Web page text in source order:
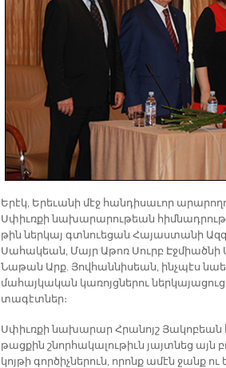
Ե­րէկ, Ե­րե­ւա­նի մէջ հան­դի­սա­ւոր
Սփիւռ­քի նա­խա­րա­րու­թեան
թին ներ­կայ գտնուե­ցան Հա­յաս­տա­նի
Սա­հա­կեան, Մայր Ա­թոռ Սուրբ
Նա­թան Արք. Յով­հան­նի­սեան, ինչ­պէս
մա­հայ­կա­կան կա­ռոյց­նե­րու
տա­գէտ­ներ։
Սփիւռ­քի նա­խա­րար Հրա­նոյշ Յա­կո­բեան
թաց­քին շնոր­հա­կա­լու­թիւն յայտ­նեց այն
կոյ­թի գոր­ծիչ­նե­րուն, ո­րոնք ա­մէն ջանք